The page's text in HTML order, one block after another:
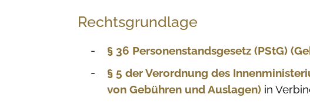
Rechtsgrundlage
§ 36 Personenstandsgesetz (PStG)
§ 5 der Verordnung des
von Gebühren und Auslagen) in